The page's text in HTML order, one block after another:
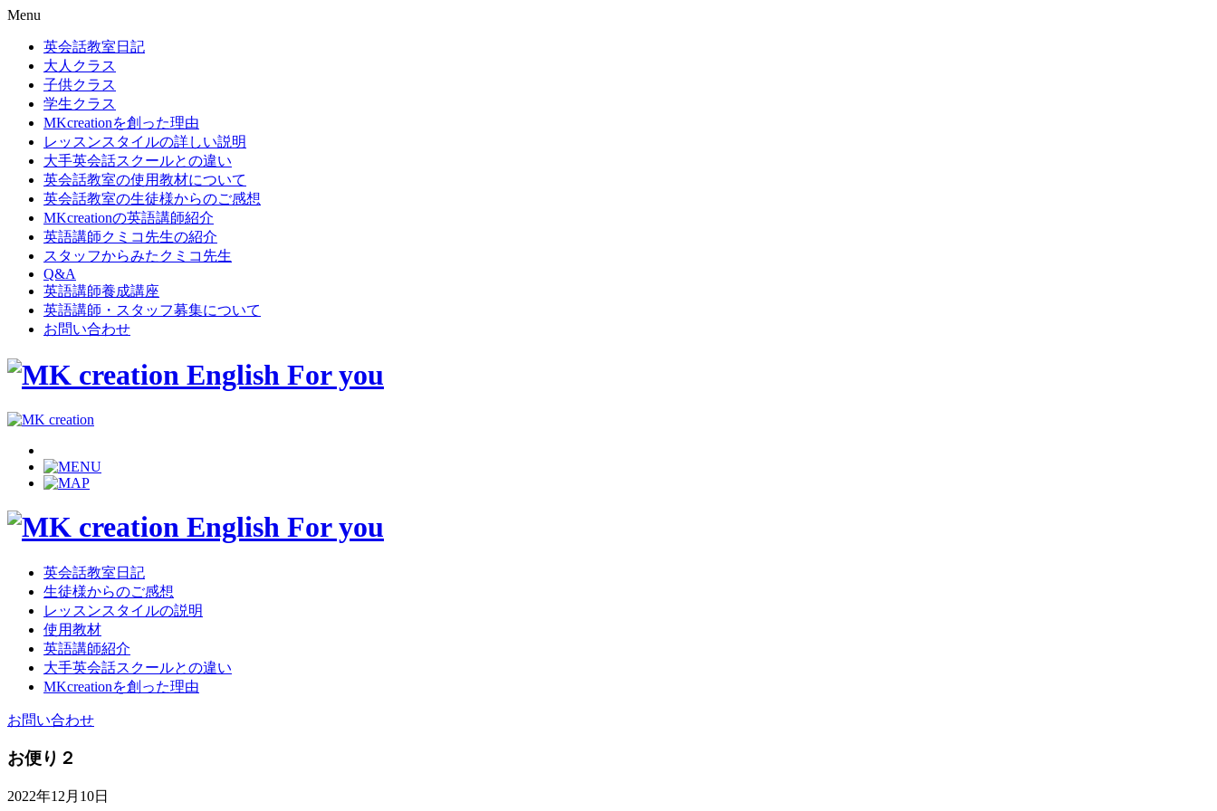
Menu
英会話教室日記
大人クラス
子供クラス
学生クラス
MKcreationを創った理由
レッスンスタイルの詳しい説明
大手英会話スクールとの違い
英会話教室の使用教材について
英会話教室の生徒様からのご感想
MKcreationの英語講師紹介
英語講師クミコ先生の紹介
スタッフからみたクミコ先生
Q&A
英語講師養成講座
英語講師・スタッフ募集について
お問い合わせ
英会話教室日記
生徒様からのご感想
レッスンスタイルの説明
使用教材
英語講師紹介
大手英会話スクールとの違い
MKcreationを創った理由
お問い合わせ
お便り２
2022年12月10日